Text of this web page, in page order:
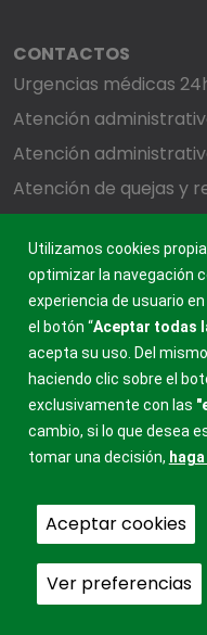
CONTACTOS
Urgencias médicas
Atención
Atención
Atención de quejas y
MUTUA
Utilizamos cookies
optimizar la navegación
experiencia de usuario
el botón “Aceptar todas
acepta su uso. Del
haciendo clic sobre el
exclusivamente con las
cambio, si lo que desea
tomar una decisión,
Aceptar cookies
Ver preferencias